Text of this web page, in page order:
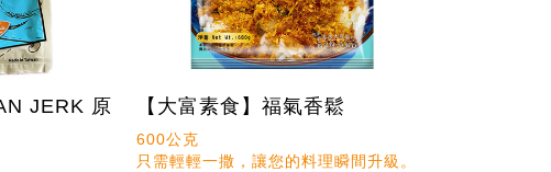
JERK 原
【大富素食】福氣香鬆
600公克
只需輕輕一撒，讓您的料理瞬間升級。